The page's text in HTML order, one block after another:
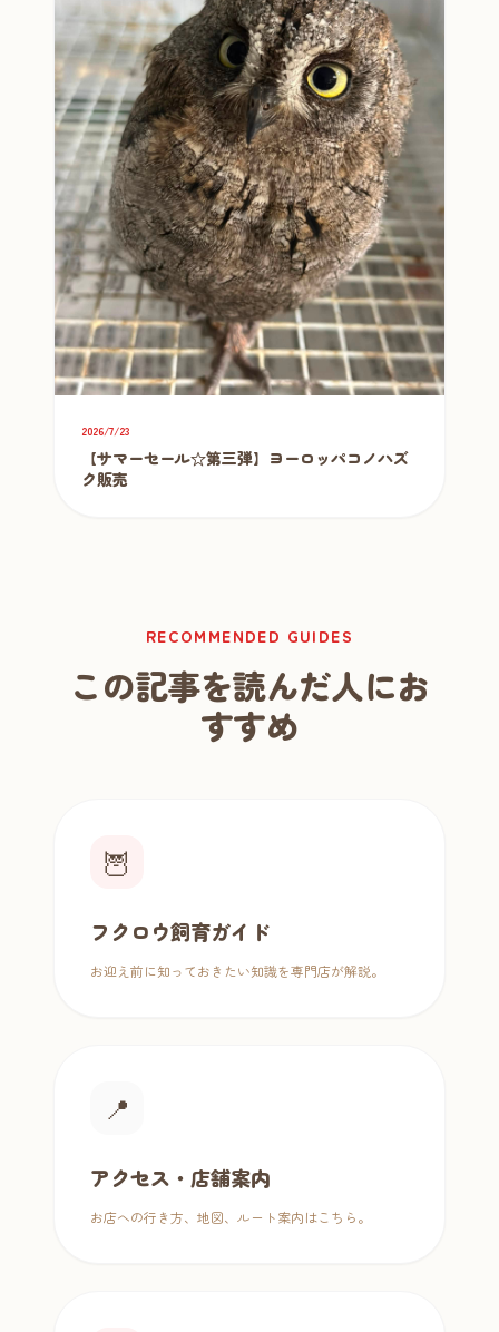
2026/7/23
【サマーセール☆第三弾】ヨーロッパコノハズ
ク販売
RECOMMENDED GUIDES
この記事を読んだ人にお
すすめ
🦉
フクロウ飼育ガイド
お迎え前に知っておきたい知識を専門店が解説。
📍
アクセス・店舗案内
お店への行き方、地図、ルート案内はこちら。